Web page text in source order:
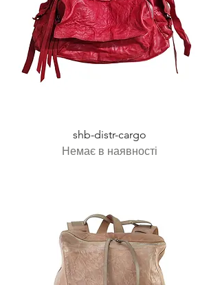
shb-distr-cargo
Немає в наявності